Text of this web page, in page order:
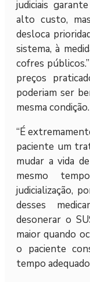
judiciais
alto custo,
desloca
sistema, à
cofres
preços
poderiam ser
mesma condição.
“É
paciente um
mudar a vida
mesmo
judicialização,
desses
desonerar o
maior quando
o paciente
tempo